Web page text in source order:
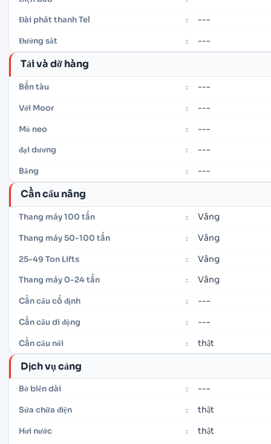
Đài phát thanh Tel : ---
Đường sắt : ---
Tải và dỡ hàng
Bến tàu : ---
Với Moor : ---
Mỏ neo : ---
đại dương : ---
Băng : ---
Cần cẩu nâng
Thang máy 100 tấn : Vâng
Thang máy 50-100 tấn : Vâng
25-49 Ton Lifts : Vâng
Thang máy 0-24 tấn : Vâng
Cần cẩu cố định : ---
Cần cẩu di động : ---
Cần cẩu nổi : thật
Dịch vụ cảng
Bờ biển dài : ---
Sửa chữa điện : thật
Hơi nước : thật